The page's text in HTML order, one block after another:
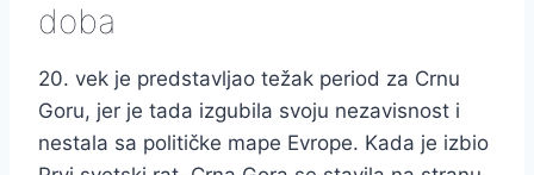
doba
20. vek je predstavljao težak period za Crnu
Goru, jer je tada izgubila svoju nezavisnost i
nestala sa političke mape Evrope. Kada je izbio